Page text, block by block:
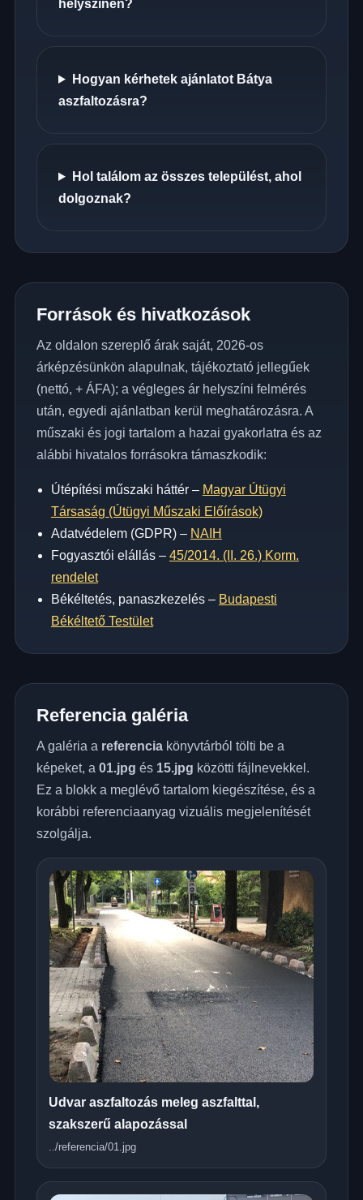
helyszínén?
Hogyan kérhetek ajánlatot Bátya
aszfaltozásra?
Hol találom az összes települést, ahol
dolgoznak?
Források és hivatkozások
Az oldalon szereplő árak saját, 2026-os
árképzésünkön alapulnak, tájékoztató jellegűek
(nettó, + ÁFA); a végleges ár helyszíni felmérés
után, egyedi ajánlatban kerül meghatározásra. A
műszaki és jogi tartalom a hazai gyakorlatra és az
alábbi hivatalos forrásokra támaszkodik:
Útépítési műszaki háttér – Magyar Útügyi
Társaság (Útügyi Műszaki Előírások)
Adatvédelem (GDPR) – NAIH
Fogyasztói elállás – 45/2014. (II. 26.) Korm.
rendelet
Békéltetés, panaszkezelés – Budapesti
Békéltető Testület
Referencia galéria
A galéria a referenciakönyvtárból tölti be a
képeket, a 01.jpg és 15.jpg közötti fájlnevekkel.
Ez a blokk a meglévő tartalom kiegészítése, és a
korábbi referenciaanyag vizuális megjelenítését
szolgálja.
Udvar aszfaltozás meleg aszfalttal,
szakszerű alapozással
../referencia/01.jpg